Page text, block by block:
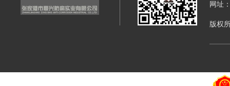
网址
版权